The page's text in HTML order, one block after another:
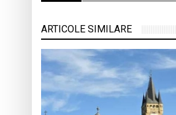
ARTICOLE SIMILARE